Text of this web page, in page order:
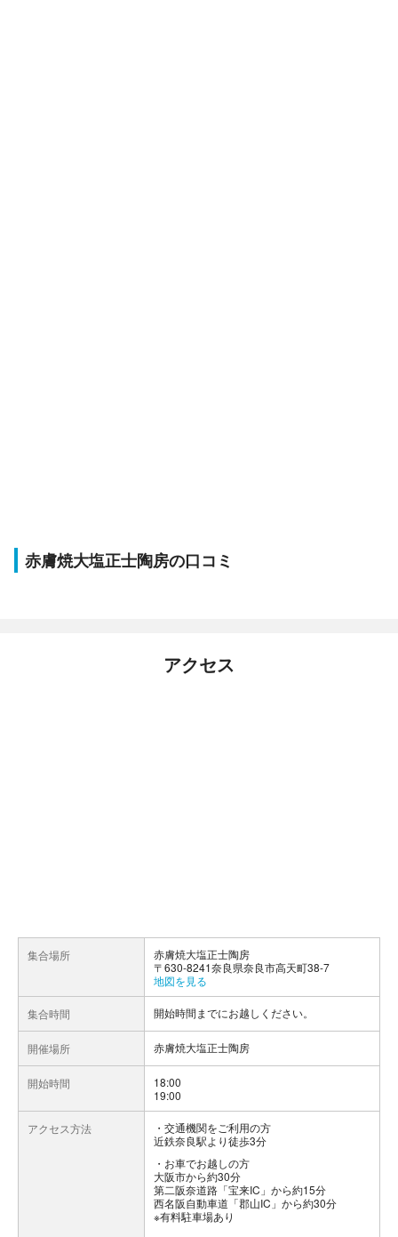
赤膚焼大塩正士陶房の口コミ
アクセス
集合場所
赤膚焼大塩正士陶房
〒630-8241奈良県奈良市高天町38-7
地図を見る
集合時間 開始時間までにお越しください。
開催場所 赤膚焼大塩正士陶房
開始時間
18:00
19:00
アクセス方法
交通機関をご利用の方
近鉄奈良駅より徒歩3分
お車でお越しの方
大阪市から約30分
第二阪奈道路「宝来IC」から約15分
西名阪自動車道「郡山IC」から約30分
※有料駐車場あり